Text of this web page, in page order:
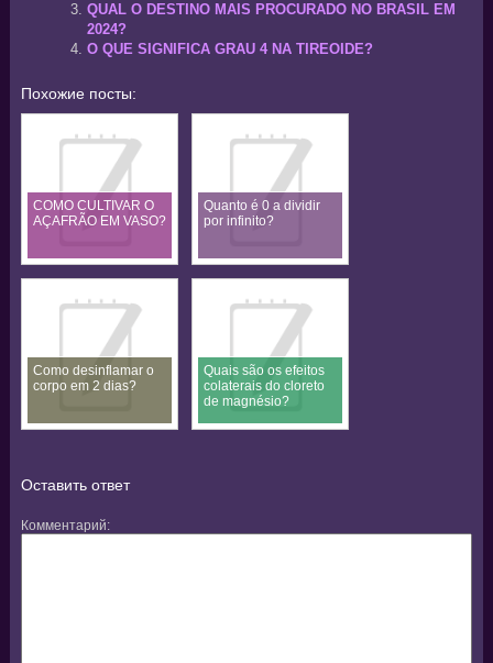
QUAL O DESTINO MAIS PROCURADO NO BRASIL EM
2024?
O QUE SIGNIFICA GRAU 4 NA TIREOIDE?
Похожие посты:
COMO CULTIVAR O
AÇAFRÃO EM VASO?
Quanto é 0 a dividir
por infinito?
Como desinflamar o
corpo em 2 dias?
Quais são os efeitos
colaterais do cloreto
de magnésio?
Оставить ответ
Комментарий